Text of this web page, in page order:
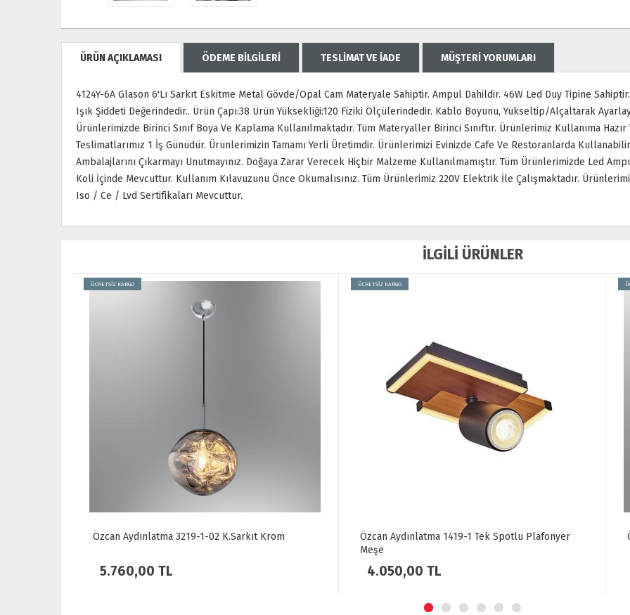
ÜRÜN AÇIKLAMASI ÖDEME BİLGİLERİ TESLİMAT VE İADE MÜŞTERİ YORUMLARI
4124Y-6A Glason 6'Lı Sarkıt Eskitme Metal Gövde/Opal Cam Materyale Sahiptir. Ampul Dahildir. 46W Led Duy Tipine
Işık Şiddeti Değerindedir.. Ürün Çapı:38 Ürün Yüksekliği:120 Fiziki Ölçülerindedir. Kablo Boyunu, Yükseltip/Alçaltarak
Ürünlerimizde Birinci Sınıf Boya Ve Kaplama Kullanılmaktadır. Tüm Materyaller Birinci Sınıftır. Ürünlerimiz Kullanıma
Teslimatlarımız 1 İş Günüdür. Ürünlerimizin Tamamı Yerli Üretimdir. Ürünlerimizi Evinizde Cafe Ve Restoranlarda
Ambalajlarını Çıkarmayı Unutmayınız. Doğaya Zarar Verecek Hiçbir Malzeme Kullanılmamıştır. Tüm Ürünlerimizde Led
Koli İçinde Mevcuttur. Kullanım Kılavuzunu Önce Okumalısınız. Tüm Ürünlerimiz 220V Elektrik İle Çalışmaktadır.
Iso / Ce / Lvd Sertifikaları Mevcuttur.
İLGİLİ ÜRÜNLER
ÜCRETSİZ KARGO
Özcan Aydınlatma 1419-1 Tek Spotlu Plafonyer
4.050,00 TL
ÜCRETSİZ KARGO
Özcan Aydınlatma 3219-2-03 K.Sarkıt Sarı
8.730,00 TL